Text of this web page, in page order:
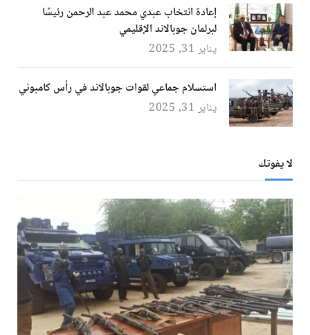
إعادة انتخاب عبدي محمد عبد الرحمن رئيسًا
لبرلمان جوبالاند الإقليمي
يناير 31, 2025
استسلام جماعي لقوات جوبالاند في رأس كامبوني
يناير 31, 2025
لا يفوتك